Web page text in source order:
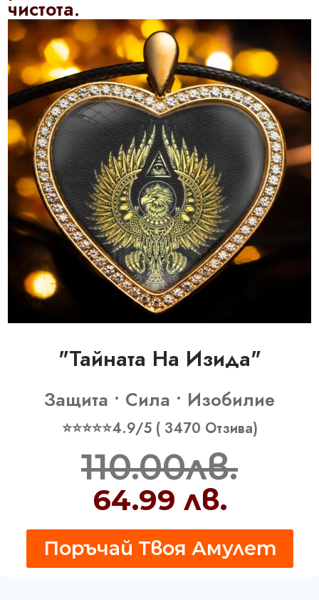
чистота.
"Тайната На Изида"
Защита • Сила • Изобилие
⭐⭐⭐⭐⭐4.9/5 ( 3470 Отзива)
110.00лв.
64.99 лв.
Поръчай Твоя Амулет